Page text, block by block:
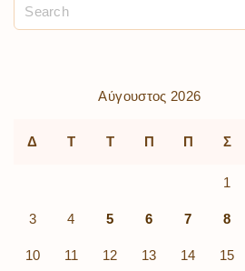
Αύγουστος 2026
Δ Τ Τ Π Π Σ
1
3 4 5 6 7 8
10 11 12 13 14 15